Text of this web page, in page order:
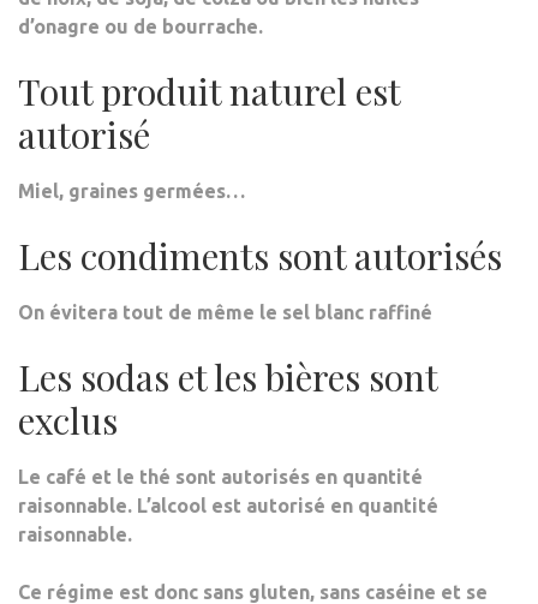
d’onagre ou de bourrache.
Tout produit naturel est
autorisé
Miel, graines germées…
Les condiments sont autorisés
On évitera tout de même le sel blanc raffiné
Les sodas et les bières sont
exclus
Le café et le thé sont autorisés en quantité
raisonnable. L’alcool est autorisé en quantité
raisonnable.
Ce régime est donc sans gluten, sans caséine et se